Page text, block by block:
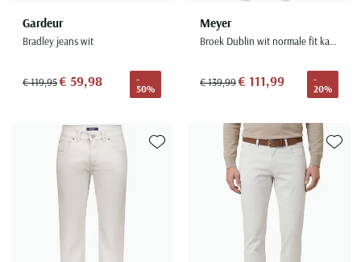
Gardeur
Bradley jeans wit
€ 119,95€ 59,98
-
50%
Meyer
Broek Dublin wit normale fit katoen
€ 139,99€ 111,99
-
20%
Toevoegen aan favorieten